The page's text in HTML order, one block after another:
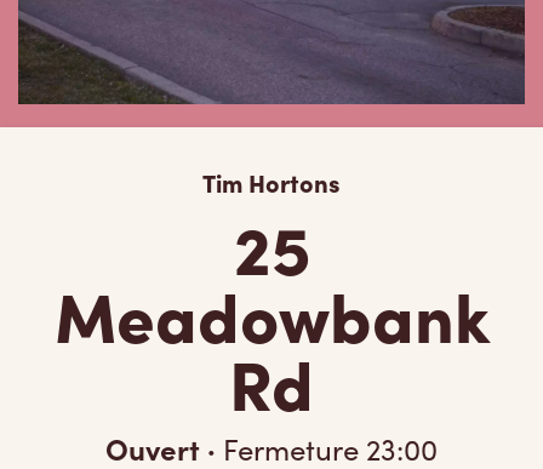
Tim Hortons
25
Meadowbank
Rd
Ouvert · Fermeture 23:00